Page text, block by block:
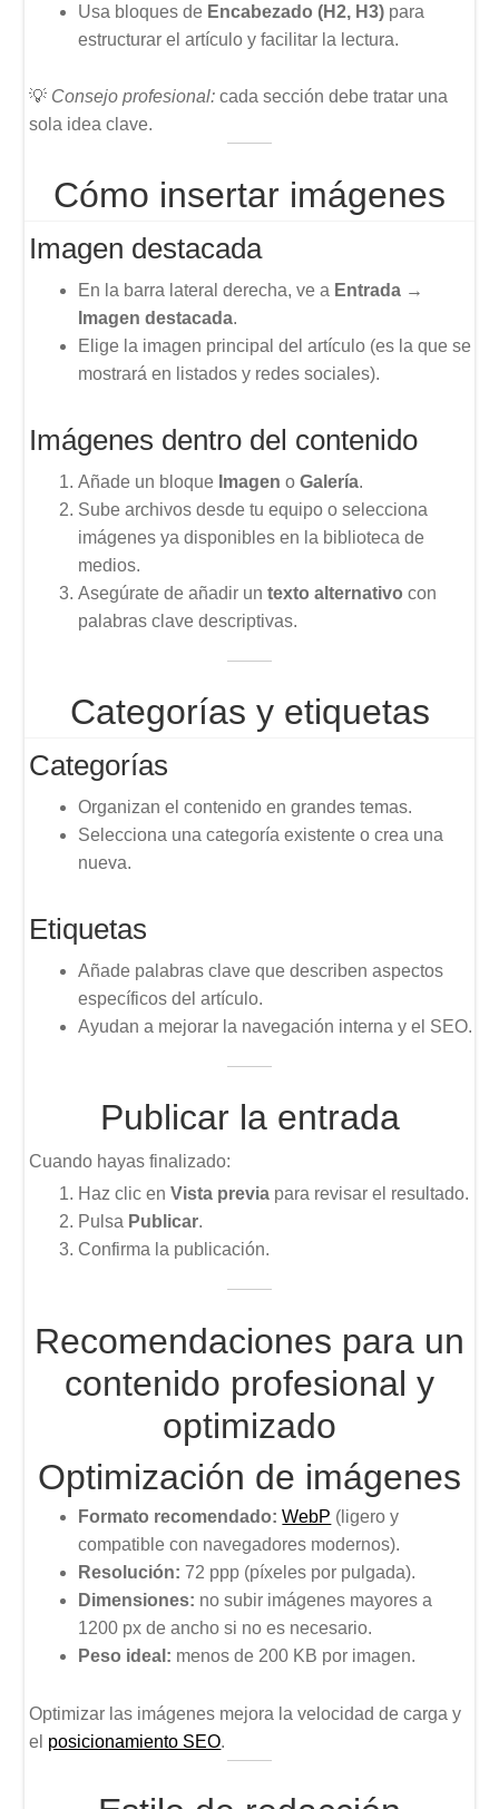
Usa bloques de Encabezado (H2, H3) para
estructurar el artículo y facilitar la lectura.
💡 Consejo profesional: cada sección debe tratar una
sola idea clave.
Cómo insertar imágenes
Imagen destacada
En la barra lateral derecha, ve a Entrada →
Imagen destacada.
Elige la imagen principal del artículo (es la que se
mostrará en listados y redes sociales).
Imágenes dentro del contenido
Añade un bloque Imagen oGalería.
Sube archivos desde tu equipo o selecciona
imágenes ya disponibles en la biblioteca de
medios.
Asegúrate de añadir untexto alternativo con
palabras clave descriptivas.
Categorías y etiquetas
Categorías
Organizan el contenido en grandes temas.
Selecciona una categoría existente o crea una
nueva.
Etiquetas
Añade palabras clave que describen aspectos
específicos del artículo.
Ayudan a mejorar la navegación interna y el SEO.
Publicar la entrada
Cuando hayas finalizado:
Haz clic enVista previa para revisar el resultado.
Pulsa Publicar.
Confirma la publicación.
Recomendaciones para un
contenido profesional y
optimizado
Optimización de imágenes
Formato recomendado: WebP (ligero y
compatible con navegadores modernos).
Resolución: 72 ppp (píxeles por pulgada).
Dimensiones: no subir imágenes mayores a
1200 px de ancho si no es necesario.
Peso ideal: menos de 200 KB por imagen.
Optimizar las imágenes mejora la velocidad de carga y
el posicionamiento SEO.